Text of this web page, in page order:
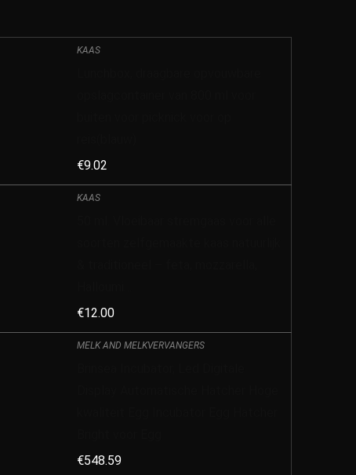
KAAS
€9.02
KAAS
€12.00
MELK AND MELKVERVANGERS
€548.59